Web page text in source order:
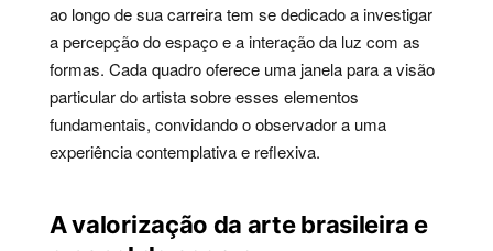
ao longo de sua carreira tem se dedicado a investigar
a percepção do espaço e a interação da luz com as
formas. Cada quadro oferece uma janela para a visão
particular do artista sobre esses elementos
fundamentais, convidando o observador a uma
experiência contemplativa e reflexiva.
A valorização da arte brasileira e